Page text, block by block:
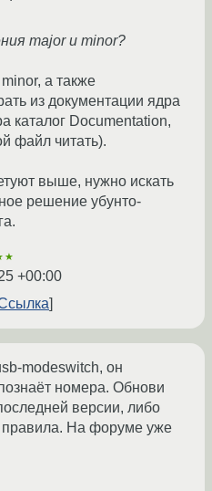
major и minor?
а также
из документации ядра
каталог Documentation,
файл читать).
выше, нужно искать
решение убунто-
+00:00
modeswitch, он
номера. Обнови
версии, либо
правила. На форуме уже